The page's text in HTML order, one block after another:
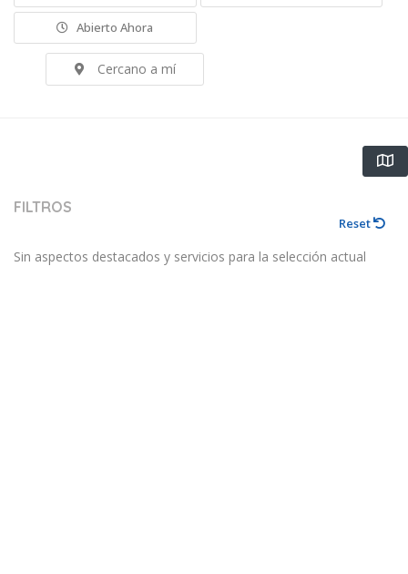
Abierto Ahora
Cercano a mí
FILTROS
Reset
Sin aspectos destacados y servicios para la selección actual